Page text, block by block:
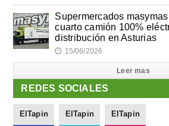
Supermercados
cuarto camión 100%
distribución en Asturias
🕔 15/06/2026
Leer mas
REDES SOCIALES
ElTapin ElTapin ElTapin